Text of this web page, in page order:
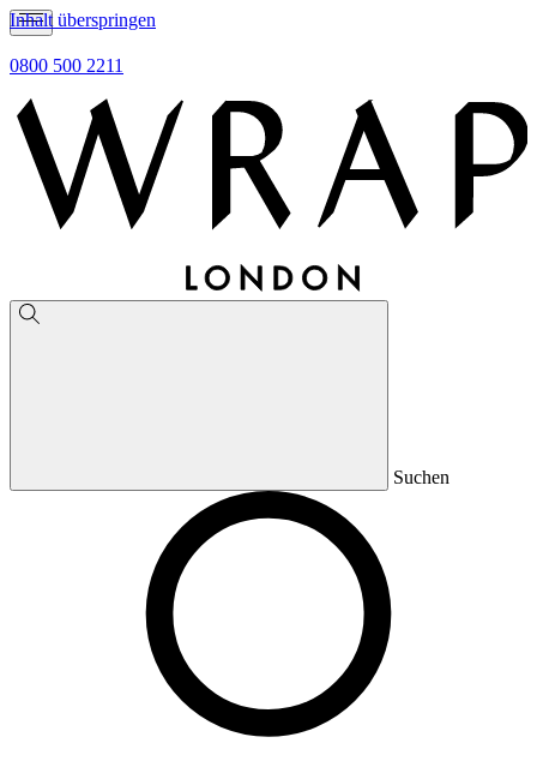
Inhalt überspringen
0800 500 2211
Suchen